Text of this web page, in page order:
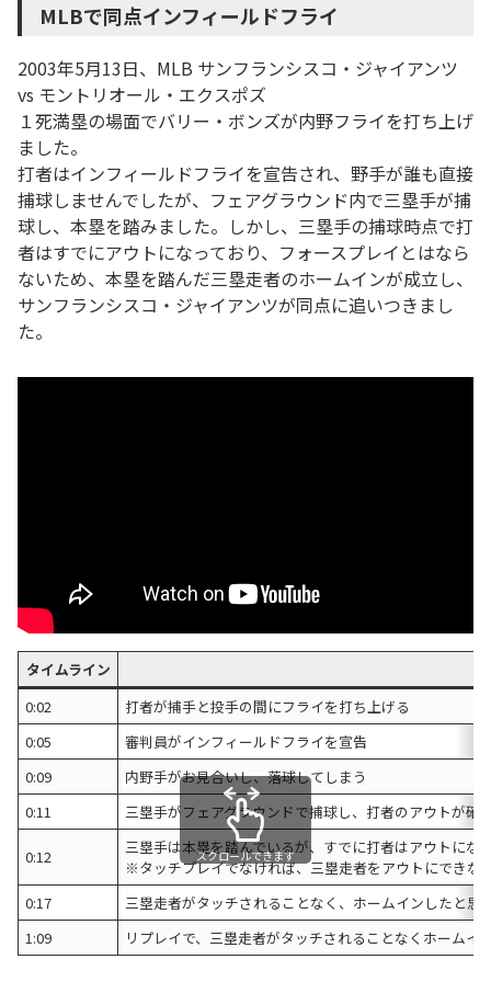
MLBで同点インフィールドフライ
2003年5月13日、MLB サンフランシスコ・ジャイアンツ
vs モントリオール・エクスポズ
１死満塁の場面でバリー・ボンズが内野フライを打ち上げ
ました。
打者はインフィールドフライを宣告され、野手が誰も直接
捕球しませんでしたが、フェアグラウンド内で三塁手が捕
球し、本塁を踏みました。しかし、三塁手の捕球時点で打
者はすでにアウトになっており、フォースプレイとはなら
ないため、本塁を踏んだ三塁走者のホームインが成立し、
サンフランシスコ・ジャイアンツが同点に追いつきまし
た。
タイムライン
0:02
打者が捕手と投手の間にフライを打ち上げる
0:05
審判員がインフィールドフライを宣告
0:09
内野手がお見合いし、落球してしまう
0:11
三塁手がフェアグラウンドで捕球し、打者のアウトが確
0:12
三塁手は本塁を踏んでいるが、すでに打者はアウトに
※タッチプレイでなければ、三塁走者をアウトにできな
0:17
三塁走者がタッチされることなく、ホームインしたと
1:09
リプレイで、三塁走者がタッチされることなくホーム
スクロールできます